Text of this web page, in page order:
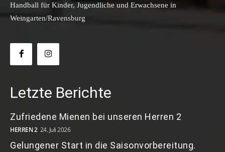
Handball für Kinder, Jugendliche und Erwachsene in
Weingarten/Ravensburg
Letzte Berichte
Zufriedene Mienen bei unseren Herren 2
HERREN 2 24. Juli 2026
Gelungener Start in die Saisonvorbereitung.